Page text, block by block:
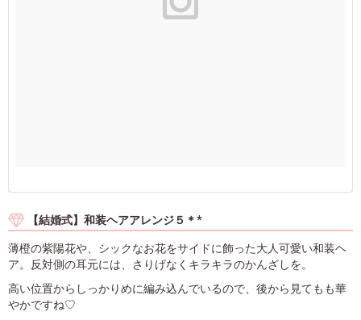
【結婚式】和装ヘアアレンジ５＊*
薄橙の紫陽花や、シックなお花をサイドに飾った大人可愛い和装ヘ
ア。反対側の耳元には、さりげなくキラキラのかんざしを。
高い位置からしっかりめに編み込んでいるので、後から見てもも華
やかですね♡